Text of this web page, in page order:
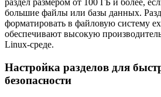
раздел размером от 100 ГБ и более,
большие файлы или базы данных.
форматировать в файловую систему
обеспечивают высокую
Linux-среде.
Настройка разделов для
безопасности